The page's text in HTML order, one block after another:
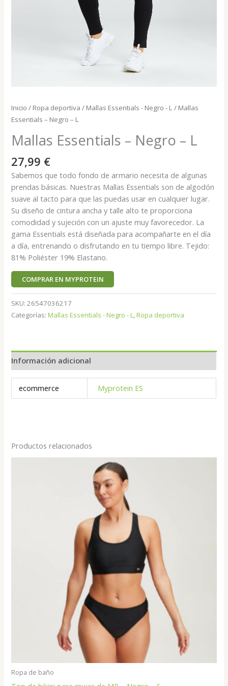
Inicio / Ropa deportiva / Mallas Essentials - Negro - L/ Mallas
Essentials – Negro – L
Mallas Essentials – Negro – L
27,99 €
Sabemos que todo fondo de armario necesita de algunas
prendas básicas. Nuestras Mallas Essentials son de algodón
suave al tacto para que las puedas usar en cualquier lugar.
Su diseño de cintura ancha y talle alto te proporciona
comodidad y sujeción con un ajuste muy favorecedor. La
gama Essentials está diseñada para acompañarte en el día
a día, entrenando o disfrutando en tu tiempo libre. Tejido:
81% Poliéster 19% Elastano.
COMPRAR EN MYPROTEIN
SKU:26547036217
Categorías:Mallas Essentials - Negro - L,Ropa deportiva
Información adicional
ecommerce Myprotein ES
Productos relacionados
Ropa de baño